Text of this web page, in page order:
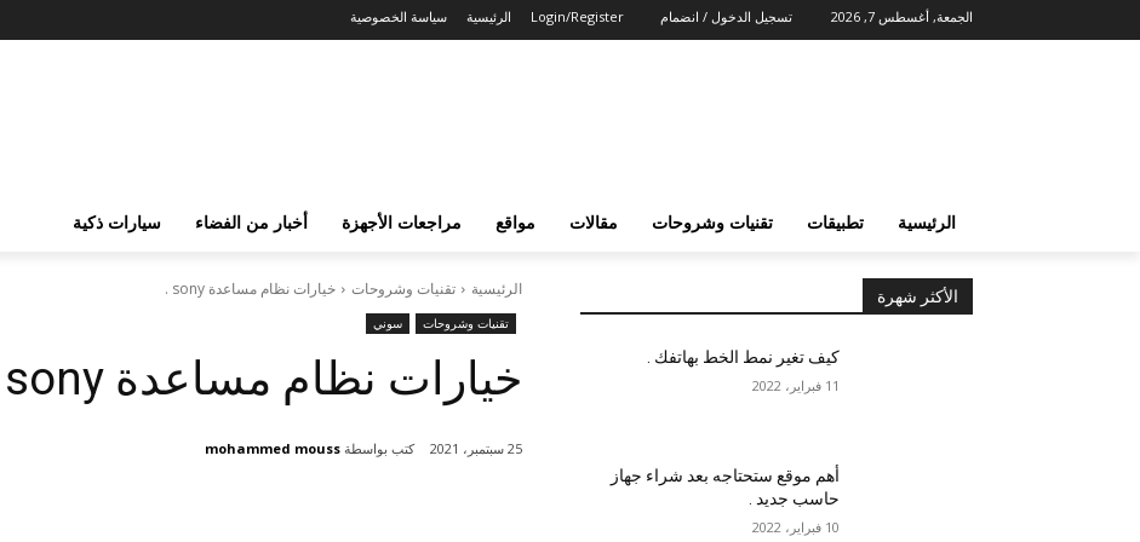
الجمعة, أغسطس 7, 2026 تسجيل الدخول / انضمام سياسة الخصوصية الرئيسية Login/Register
الرئيسية تطبيقات تقنيات وشروحات مقالات مواقع مراجعات الأجهزة أخبار من الفضاء سيارات ذكية
الرئيسية تقنيات وشروحات خيارات نظام مساعدة sony .
تقنيات وشروحات سوني
خيارات نظام مساعدة sony .
25 سبتمبر، 2021 كتب بواسطة mohammed mouss
الأكثر شهرة
كيف تغير نمط الخط بهاتفك .
11 فبراير، 2022
أهم موقع ستحتاجه بعد شراء جهاز
حاسب جديد .
10 فبراير، 2022